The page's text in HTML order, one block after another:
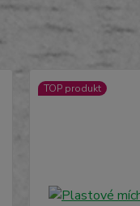
TOP produkt